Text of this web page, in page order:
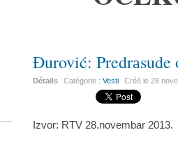
Đurović:
Détails Catégorie :Vesti Créé le28
Izvor: RTV 28.novembar 2013.